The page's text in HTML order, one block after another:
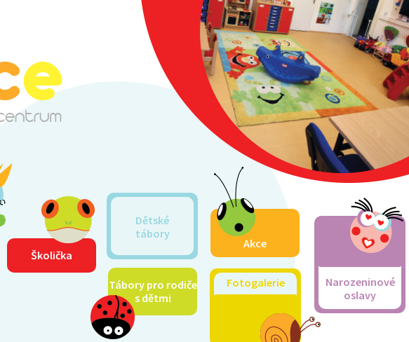
Školička
Dětské
tábory
Tábory pro rodiče
s dětmi
Akce
Fotogalerie
Narozeninové
oslavy